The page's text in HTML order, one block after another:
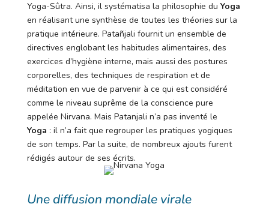
Yoga-Sûtra. Ainsi, il systématisa la philosophie du Yoga
en réalisant une synthèse de toutes les théories sur la
pratique intérieure. Patañjali fournit un ensemble de
directives englobant les habitudes alimentaires, des
exercices d’hygiène interne, mais aussi des postures
corporelles, des techniques de respiration et de
méditation en vue de parvenir à ce qui est considéré
comme le niveau suprême de la conscience pure
appelée Nirvana. Mais Patanjali n’a pas inventé le
Yoga : il n’a fait que regrouper les pratiques yogiques
de son temps. Par la suite, de nombreux ajouts furent
rédigés autour de ses écrits.
Une diffusion mondiale virale